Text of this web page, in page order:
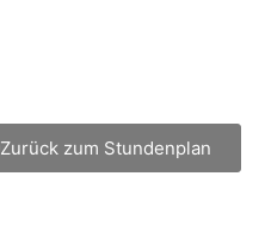
Zurück zum Stundenplan